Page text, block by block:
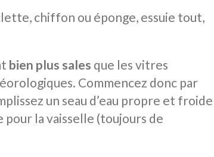
chiffon ou éponge, essuie tout,
bien plus sales que les vitres
Commencez donc par
un seau d’eau propre et froide
la vaisselle (toujours de